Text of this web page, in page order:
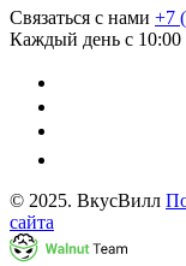
Связаться с нами +7
Каждый день с 10:00
© 2025. ВкусВилл
сайта